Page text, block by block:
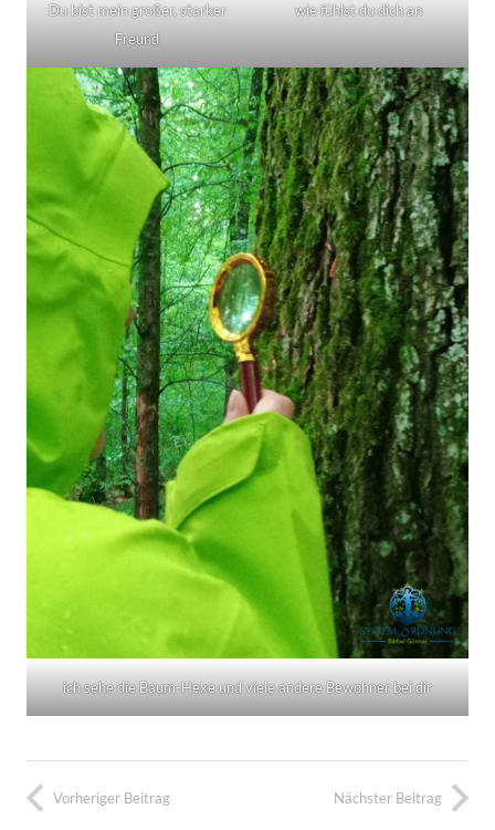
Du bist mein großer, starker
Freund
wie fühlst du dich an
ich sehe die Baum-Hexe und viele andere Bewohner bei dir
Vorheriger Beitrag Nächster Beitrag